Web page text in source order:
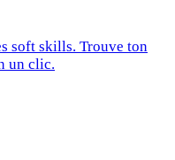
soft skills. Trouve ton
un clic.